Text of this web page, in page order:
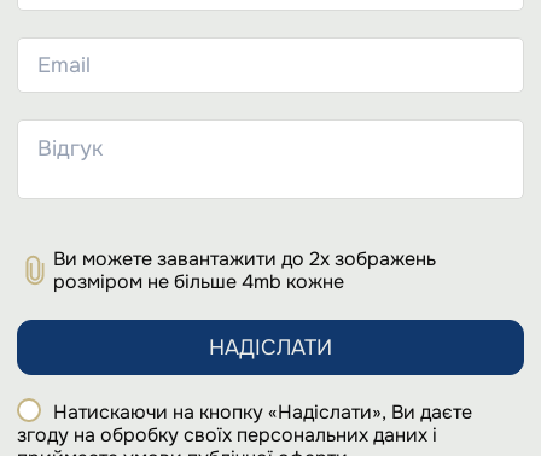
Ви можете завантажити до 2х зображень
розміром не більше 4mb кожне
НАДІСЛАТИ
Натискаючи на кнопку «Надіслати», Ви даєте
згоду на обробку своїх персональних даних і